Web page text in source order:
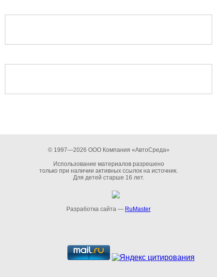
© 1997—2026 ООО Компания «АвтоСреда»
Использование материалов разрешено
только при наличии активных ссылок на источник.
Для детей старше 16 лет.
Разработка сайта — RuMaster